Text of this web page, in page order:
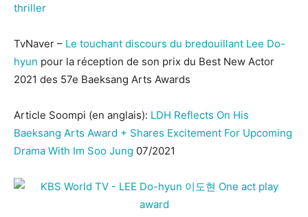
thriller
TvNaver – Le touchant discours du bredouillant Lee Do-
hyun pour la réception de son prix du Best New Actor
2021 des 57e Baeksang Arts Awards
Article Soompi (en anglais): LDH Reflects On His
Baeksang Arts Award + Shares Excitement For Upcoming
Drama With Im Soo Jung 07/2021